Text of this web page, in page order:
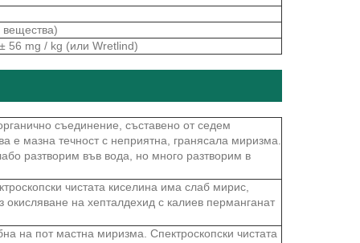
вещества)
56 mg / kg (или Wretlind)
съединение, съставено от седем
е мазна течност с неприятна, гранясала миризма.
разтворим във вода, но много разтворим в
чистата киселина има слаб мирис,
на хепталдехид с калиев перманганат
на пот мастна миризма. Спектроскопски чистата